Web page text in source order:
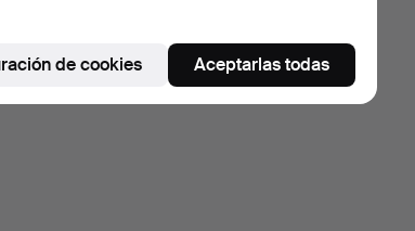
de cookies Aceptarlas todas